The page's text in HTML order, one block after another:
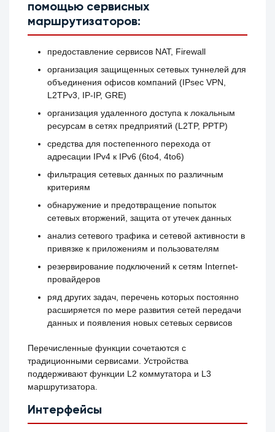
помощью сервисных
маршрутизаторов:
предоставление сервисов NAT, Firewall
организация защищенных сетевых туннелей для
объединения офисов компаний (IPsec VPN,
L2TPv3, IP-IP, GRE)
организация удаленного доступа к локальным
ресурсам в сетях предприятий (L2TP, PPTP)
средства для постепенного перехода от
адресации IPv4 к IPv6 (6to4, 4to6)
фильтрация сетевых данных по различным
критериям
обнаружение и предотвращение попыток
сетевых вторжений, защита от утечек данных
анализ сетевого трафика и сетевой активности в
привязке к приложениям и пользователям
резервирование подключений к сетям Internet-
провайдеров
ряд других задач, перечень которых постоянно
расширяется по мере развития сетей передачи
данных и появления новых сетевых сервисов
Перечисленные функции сочетаются с
традиционными сервисами. Устройства
поддерживают функции L2 коммутатора и L3
маршрутизатора.
Интерфейсы